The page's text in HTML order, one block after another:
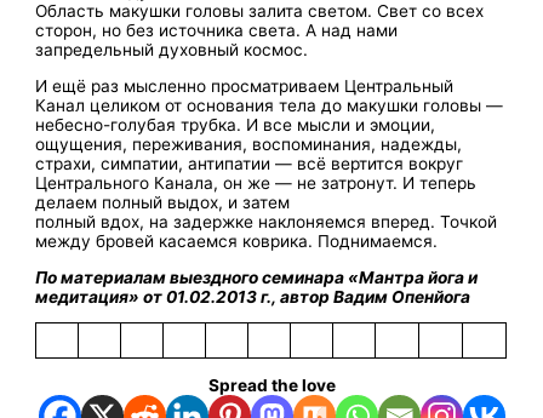
Область макушки головы залита светом. Свет со всех
сторон, но без источника света. А над нами
запредельный духовный космос.
И ещё раз мысленно просматриваем Центральный
Канал целиком от основания тела до макушки головы —
небесно-голубая трубка. И все мысли и эмоции,
ощущения, переживания, воспоминания, надежды,
страхи, симпатии, антипатии — всё вертится вокруг
Центрального Канала, он же — не затронут. И теперь
делаем полный выдох, и затем
полный вдох, на задержке наклоняемся вперед. Точкой
между бровей касаемся коврика. Поднимаемся.
По материалам выездного семинара «Мантра йога и
медитация» от 01.02.2013 г., автор Вадим Опенйога
Spread the love